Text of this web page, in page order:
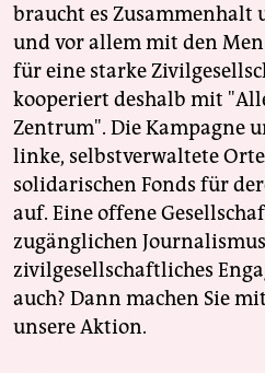
braucht es Zusammenhalt
und vor allem mit den
für eine starke
kooperiert deshalb mit
Zentrum". Die Kampagne
linke, selbstverwaltete
solidarischen Fonds für
auf. Eine offene
zugänglichen
zivilgesellschaftliches
auch? Dann machen Sie
unsere Aktion.